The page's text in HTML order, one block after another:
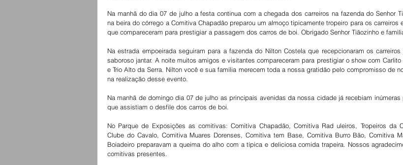
Na manhã do dia 07 de julho a festa continua com a chegada dos carreiros na fazenda do Senhor
na beira do córrego a Comitiva Chapadão preparou um almoço tipicamente tropeiro para os carreiros
que compareceram para prestigiar a passagem dos carros de boi. Obrigado Senhor Tiãozinho e
Na estrada empoeirada seguiram para a fazenda do Nilton Costela que recepcionaram os carreiros
saboroso jantar. A noite muitos amigos e visitantes compareceram para prestigiar o show com Carlito
e Trio Alto da Serra. Nilton você e sua família merecem toda a nossa gratidão pelo compromisso de
na realização desse evento.
Na manhã de domingo dia 07 de julho as principais avenidas da nossa cidade já recebiam inúmeras
que assistiam o desfile dos carros de boi.
No Parque de Exposições as comitivas: Comitiva Chapadão, Comitiva Rad uleiros, Tropeiros da
Clube do Cavalo, Comitiva Muares Dorenses, Comitiva tem Base, Comitiva Burro Bão, Comitiva
Boiadeiro preparavam a queima do alho com a típica e deliciosa comida trapeira. Nossos
comitivas presentes.